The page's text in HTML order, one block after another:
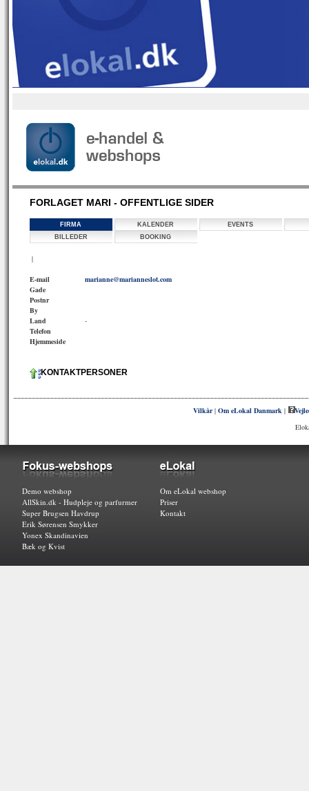
FORLAGET MARI - OFFENTLIGE SIDER
FIRMA KALENDER
EVENTS
BILLEDER
BOOKING
|
E-mail
marianne@marianneslot.com
Gade
Postnr
By
Land
-
Telefon
Hjemmeside
KONTAKTPERSONER
Vilkår|Om eLokal Danmark |
Demo webshop
AllSkin.dk - Hudpleje og parfurmer
Super Brugsen Havdrup
Erik Sørensen Smykker
Yonex Skandinavien
Bæk og Kvist
Om eLokal webshop
Priser
Kontakt